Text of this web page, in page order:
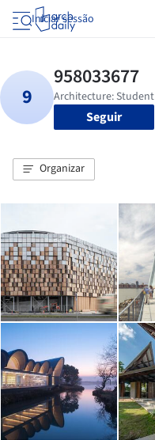
Iniciar sessão
Seguir
Organizar